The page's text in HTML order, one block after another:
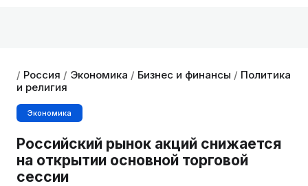
/ Россия / Экономика / Бизнес и финансы / Политика
и религия
Экономика
Российский рынок акций снижается
на открытии основной торговой
сессии